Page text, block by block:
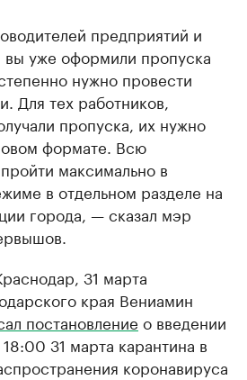
предприятий и
вы уже оформили пропуска
нужно провести
Для тех работников,
пропуска, их нужно
формате. Всю
максимально в
в отдельном разделе на
города, — сказал мэр
31 марта
края Вениамин
постановление о введении
31 марта карантина в
коронавируса